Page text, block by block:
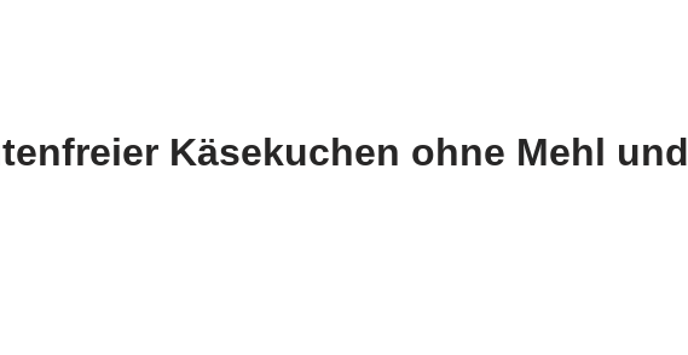
Käsekuchen ohne Mehl und